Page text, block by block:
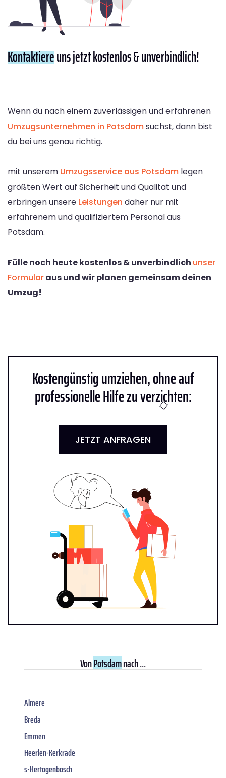
Kontaktiereuns jetzt kostenlos & unverbindlich!
Wenn du nach einem zuverlässigen und erfahrenen
Umzugsunternehmen in Potsdamsuchst, dann bist
du bei uns genau richtig.
mit unserem Umzugsservice aus Potsdam legen
größten Wert auf Sicherheit und Qualität und
erbringen unsere Leistungen daher nur mit
erfahrenem und qualifiziertem Personal aus
Potsdam.
Fülle noch heute kostenlos & unverbindlich unser
Formularaus und wir planen gemeinsam deinen
Umzug!
Kostengünstig umziehen, ohne auf
professionelle Hilfe zu verzichten:
JETZT ANFRAGEN
VonPotsdamnach ...
Almere
Breda
Emmen
Heerlen-Kerkrade
s-Hertogenbosch